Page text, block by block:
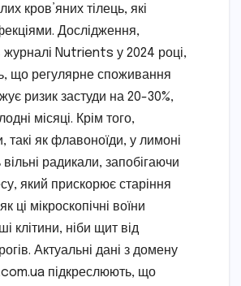
кров’яних тілець, які
Дослідження,
журналі Nutrients у 2024 році,
що регулярне споживання
ризик застуди на 20-30%,
місяці. Крім того,
такі як флавоноїди, у лимоні
радикали, запобігаючи
який прискорює старіння
ці мікроскопічні воїни
клітини, ніби щит від
Актуальні дані з домену
підкреслюють, що